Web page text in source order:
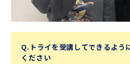
Q.トライを受講してできるよう
ください